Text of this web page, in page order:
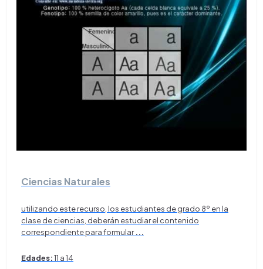
Ciencias Naturales
utilizando este recurso, los estudiantes de grado 8º en la
clase de ciencias, deberán estudiar el contenido
correspondiente para formular...
Edades:11 a 14